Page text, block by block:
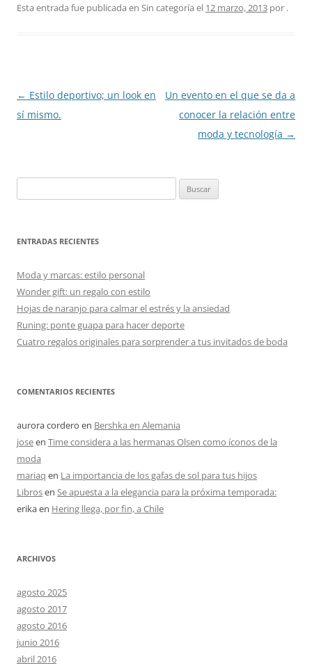
Esta entrada fue publicada en Sin categoría el 12 marzo, 2013 por .
Navegación
de
← Estilo deportivo; un look en
sí mismo.
Un evento en el que se da a
conocer la relación entre
moda y tecnología →
ENTRADAS RECIENTES
Moda y marcas: estilo personal
Wonder gift: un regalo con estilo
Hojas de naranjo para calmar el estrés y la ansiedad
Runing: ponte guapa para hacer deporte
Cuatro regalos originales para sorprender a tus invitados de boda
COMENTARIOS RECIENTES
aurora cordero en Bershka en Alemania
joseen Time considera a las hermanas Olsen como íconos de la
moda
mariaq en La importancia de los gafas de sol para tus hijos
Librosen Se apuesta a la elegancia para la próxima temporada:
erikaen Hering llega, por fin, a Chile
ARCHIVOS
agosto 2025
agosto 2017
agosto 2016
junio 2016
abril 2016